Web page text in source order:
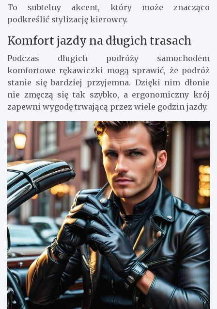
To subtelny akcent, który może znacząco
podkreślić stylizację kierowcy.
Komfort jazdy na długich trasach
Podczas długich podróży samochodem
komfortowe rękawiczki mogą sprawić, że podróż
stanie się bardziej przyjemna. Dzięki nim dłonie
nie zmęczą się tak szybko, a ergonomiczny krój
zapewni wygodę trwającą przez wiele godzin jazdy.